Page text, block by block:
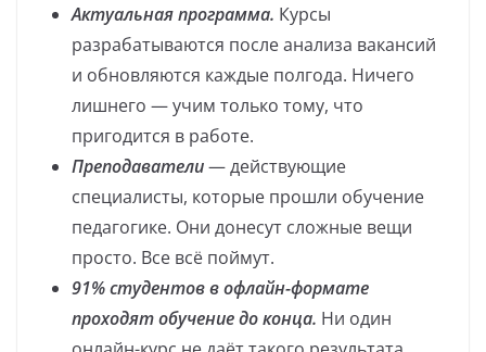
Актуальная программа. Курсы
разрабатываются после анализа вакансий
и обновляются каждые полгода. Ничего
лишнего — учим только тому, что
пригодится в работе.
Преподаватели— действующие
специалисты, которые прошли обучение
педагогике. Они донесут сложные вещи
просто. Все всё поймут.
91% студентов в офлайн-формате
проходят обучение до конца. Ни один